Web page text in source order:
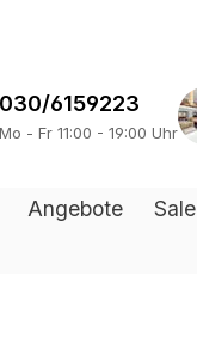
030/6159223
Mo - Fr 11:00 - 19:00 Uhr
Angebote Sale